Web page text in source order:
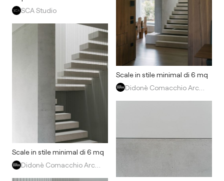
SCA Studio
Scale in stile minimal di 6 mq
Scale in stile minimal di 6 mq